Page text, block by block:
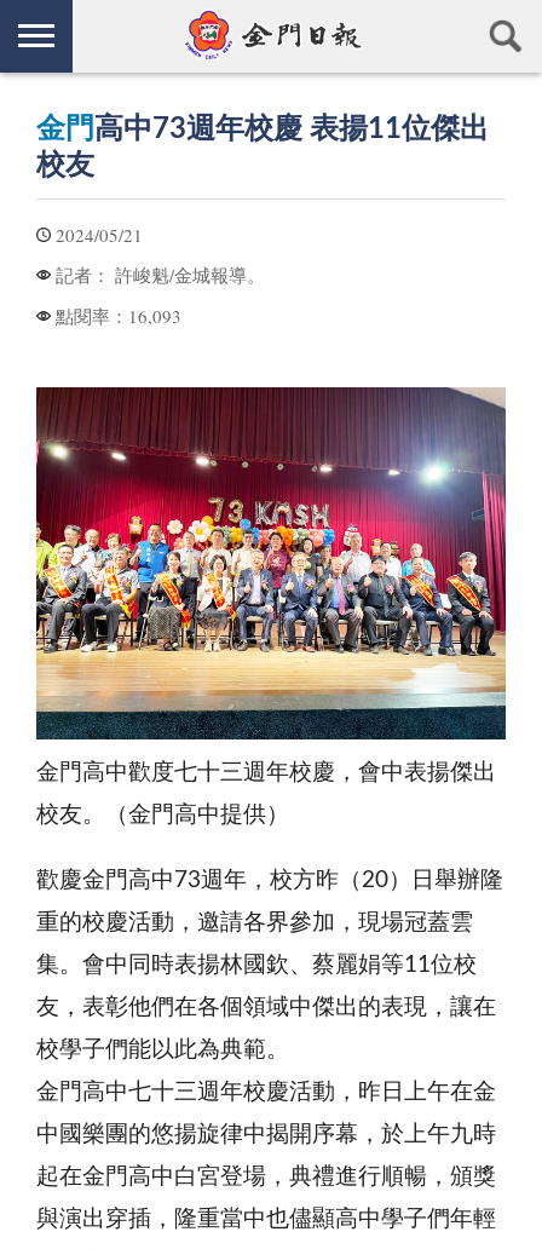
金門 高中73週年校慶 表揚11位傑出
校友
2024/05/21
記者： 許峻魁/金城報導。
點閱率： 16,093
金門高中歡度七十三週年校慶，會中表揚傑出
校友。（金門高中提供）
歡慶金門高中73週年，校方昨（20）日舉辦隆
重的校慶活動，邀請各界參加，現場冠蓋雲
集。會中同時表揚林國欽、蔡麗娟等11位校
友，表彰他們在各個領域中傑出的表現，讓在
校學子們能以此為典範。
金門高中七十三週年校慶活動，昨日上午在金
中國樂團的悠揚旋律中揭開序幕，於上午九時
起在金門高中白宮登場，典禮進行順暢，頒獎
與演出穿插，隆重當中也儘顯高中學子們年輕